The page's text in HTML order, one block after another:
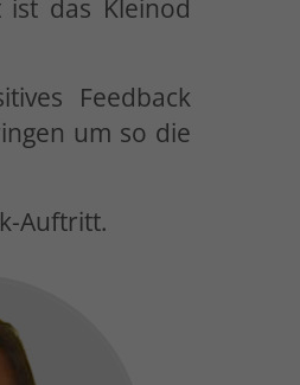
ist das Kleinod
Feedback
um so die
Auftritt.